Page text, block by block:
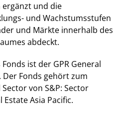
und die
und Wachstumsstufen
und Märkte innerhalb des
abdeckt.
ist der GPR General
Der Fonds gehört zum
von S&P: Sector
Asia Pacific.